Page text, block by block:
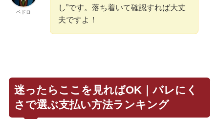
ペドロ
し”です。落ち着いて確認すれば大丈
夫ですよ！
迷ったらここを見ればOK｜バレにく
さで選ぶ支払い方法ランキング